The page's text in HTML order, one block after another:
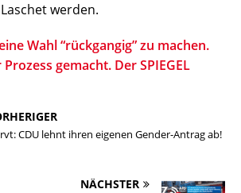
werden.
Wahl “rückgangig” zu machen.
gemacht. Der SPIEGEL
CDU lehnt ihren eigenen Gender-Antrag ab!
NÄCHSTER